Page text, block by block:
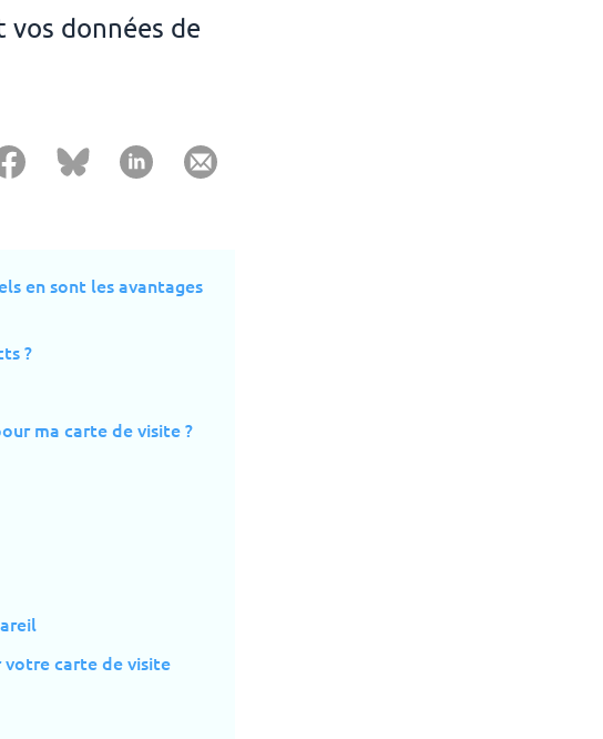
données de
en sont les avantages
?
ma carte de visite ?
votre carte de visite